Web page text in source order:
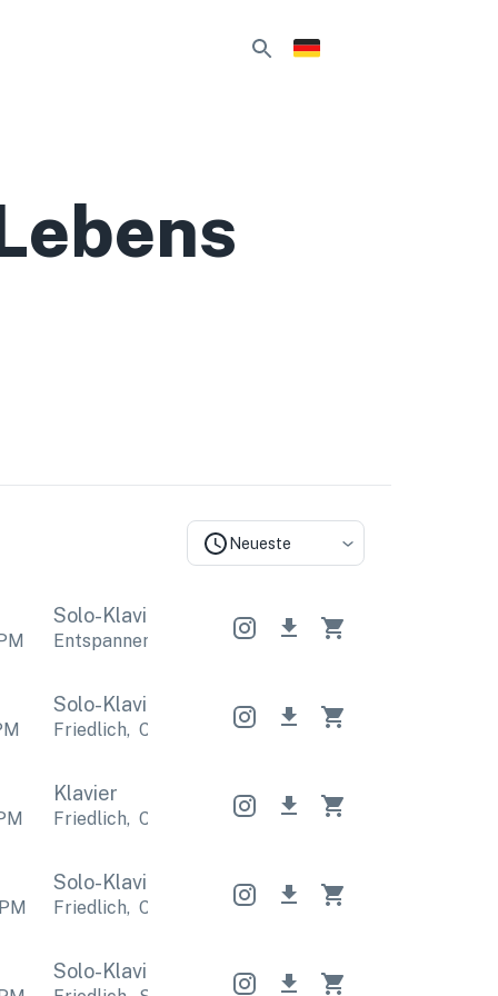
Neueste
Solo-Klavier Solo-Klavier Solo-Klavier
Entspannend Romantisch Entspannend
Solo-Klavier Solo-Klavier Solo-Klavier
Friedlich, Calm Friedlich Calm Friedlich
Klavier
Friedlich, Calm Friedlich Calm Friedlich
Solo-Klavier Solo-Klavier Solo-Klavier
Friedlich, Calm Friedlich Calm Friedlich
Solo-Klavier Solo-Klavier Solo-Klavier